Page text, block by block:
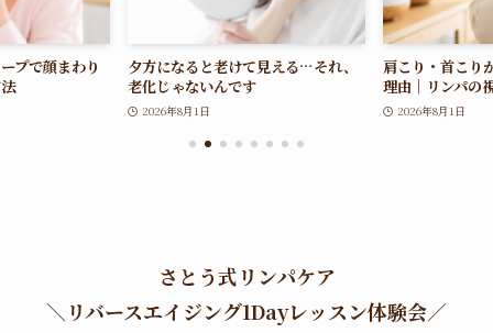
プで顔まわり
夕方になると老けて見える…それ、
老化じゃないんです
2026年8月1日
肩こり・首こり
理由｜リンパの
2026年8月1日
さとう式リンパケア
＼ リバースエイジング1Dayレッスン体験会／